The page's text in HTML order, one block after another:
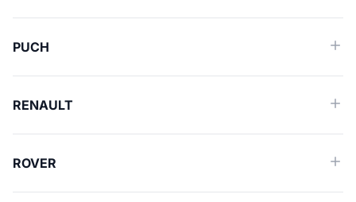
PUCH
RENAULT
ROVER